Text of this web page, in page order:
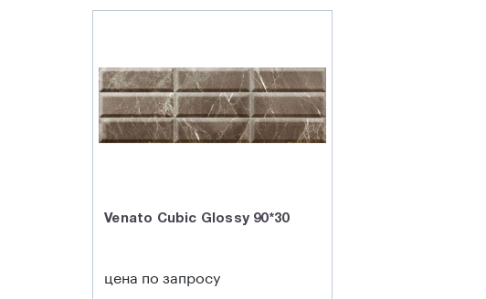
Venato Cubic Glossy 90*30
цена по запросу